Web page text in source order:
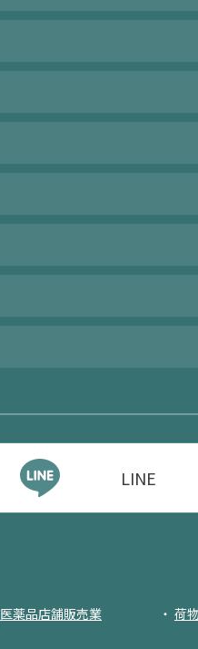
LINE
医薬品店舗販売業 荷